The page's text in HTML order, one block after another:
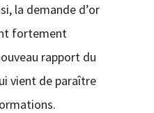
la demande d’or
fortement
rapport du
vient de paraître